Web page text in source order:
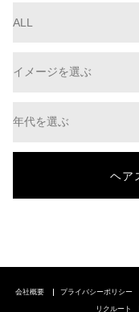
会社概要 プライバシーポリシー
リクルート